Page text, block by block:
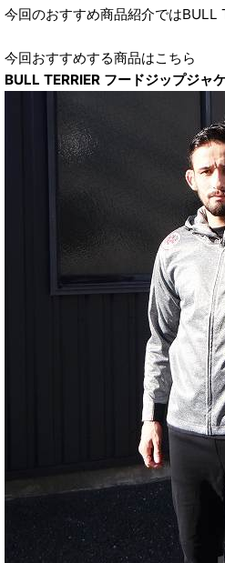
今回のおすすめ商品紹介ではBULL
今回おすすめする商品はこちら
BULL TERRIER フードジップジ